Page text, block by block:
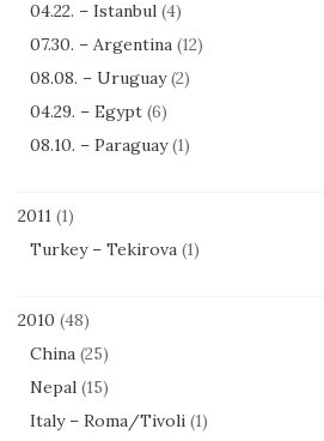
04.22. – Istanbul (4)
07.30. – Argentina (12)
08.08. – Uruguay(2)
04.29. – Egypt (6)
08.10. – Paraguay(1)
2011 (1)
Turkey – Tekirova (1)
2010 (48)
China (25)
Nepal (15)
Italy – Roma/Tivoli (1)